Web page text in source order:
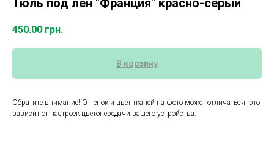
Тюль под лен "Франция" красно-серый
450.00 грн.
В корзину
Обратите внимание! Оттенок и цвет тканей на фото может отличаться, это
зависит от настроек цветопередачи вашего устройства.